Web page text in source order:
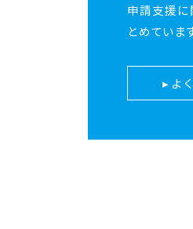
申請支援
とめていま
よ